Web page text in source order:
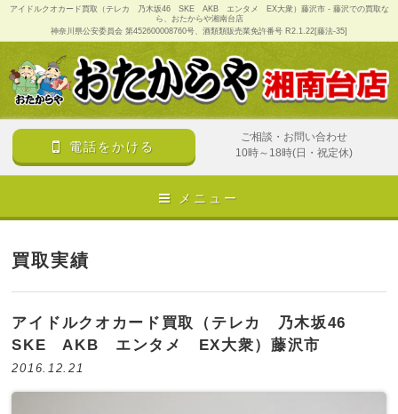
アイドルクオカード買取（テレカ 乃木坂46 SKE AKB エンタメ EX大衆）藤沢市 - 藤沢での買取な
ら、おたからや湘南台店
神奈川県公安委員会 第452600008760号、酒類類販売業免許番号 R2.1.22[藤法-35]
電話をかける
ご相談・お問い合わせ
10時～18時(日・祝定休)
メニュー
買取実績
アイドルクオカード買取（テレカ 乃木坂46
SKE AKB エンタメ EX大衆）藤沢市
2016.12.21